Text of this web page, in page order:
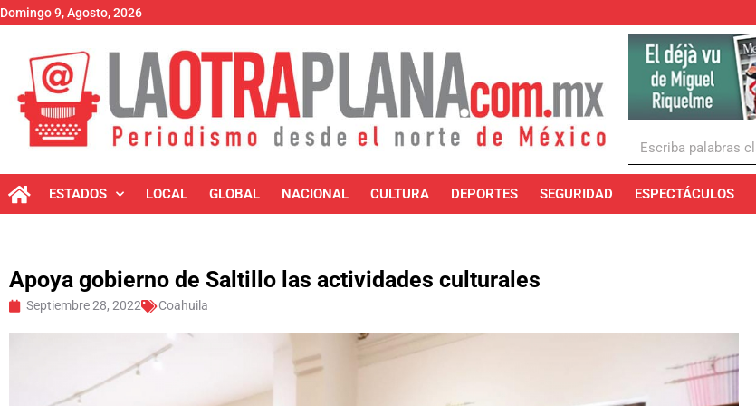
Domingo 9, Agosto, 2026
ESTADOS LOCAL GLOBAL NACIONAL CULTURA DEPORTES SEGURIDAD ESPECTÁCULOS
Apoya gobierno de Saltillo las actividades culturales
Septiembre 28, 2022 Coahuila